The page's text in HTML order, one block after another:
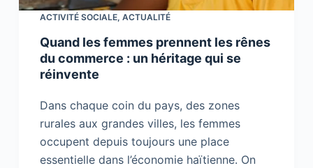
ACTIVITÉ SOCIALE, ACTUALITÉ
Quand les femmes prennent les rênes
du commerce : un héritage qui se
réinvente
Dans chaque coin du pays, des zones
rurales aux grandes villes, les femmes
occupent depuis toujours une place
essentielle dans l’économie haïtienne. On